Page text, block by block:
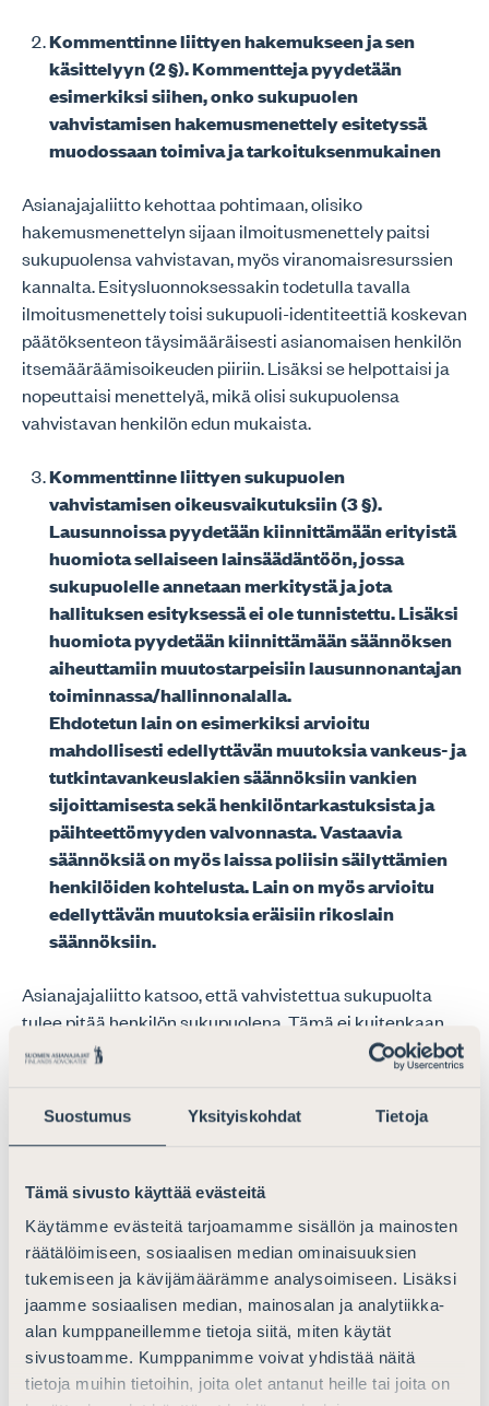
Suostumus Yksityiskohdat Tietoja
Tämä sivusto käyttää evästeitä
Käytämme evästeitä tarjoamamme sisällön ja mainosten
räätälöimiseen, sosiaalisen median ominaisuuksien
tukemiseen ja kävijämäärämme analysoimiseen. Lisäksi
jaamme sosiaalisen median, mainosalan ja analytiikka-
alan kumppaneillemme tietoja siitä, miten käytät
sivustoamme. Kumppanimme voivat yhdistää näitä
tietoja muihin tietoihin, joita olet antanut heille tai joita on
Kommenttinne liittyen hakemukseen ja sen
käsittelyyn (2 §). Kommentteja pyydetään
esimerkiksi siihen, onko sukupuolen
vahvistamisen hakemusmenettely esitetyssä
muodossaan toimiva ja tarkoituksenmukainen
Asianajajaliitto kehottaa pohtimaan, olisiko
hakemusmenettelyn sijaan ilmoitusmenettely paitsi
sukupuolensa vahvistavan, myös viranomaisresurssien
kannalta. Esitysluonnoksessakin todetulla tavalla
ilmoitusmenettely toisi sukupuoli-identiteettiä koskevan
päätöksenteon täysimääräisesti asianomaisen henkilön
itsemääräämisoikeuden piiriin. Lisäksi se helpottaisi ja
nopeuttaisi menettelyä, mikä olisi sukupuolensa
vahvistavan henkilön edun mukaista.
Kommenttinne liittyen sukupuolen
vahvistamisen oikeusvaikutuksiin (3 §).
Lausunnoissa pyydetään kiinnittämään erityistä
huomiota sellaiseen lainsäädäntöön, jossa
sukupuolelle annetaan merkitystä ja jota
hallituksen esityksessä ei ole tunnistettu. Lisäksi
huomiota pyydetään kiinnittämään säännöksen
aiheuttamiin muutostarpeisiin lausunnonantajan
toiminnassa/hallinnonalalla.
Ehdotetun lain on esimerkiksi arvioitu
mahdollisesti edellyttävän muutoksia vankeus- ja
tutkintavankeuslakien säännöksiin vankien
sijoittamisesta sekä henkilöntarkastuksista ja
päihteettömyyden valvonnasta. Vastaavia
säännöksiä on myös laissa poliisin säilyttämien
henkilöiden kohtelusta. Lain on myös arvioitu
edellyttävän muutoksia eräisiin rikoslain
säännöksiin.
Asianajajaliitto katsoo, että vahvistettua sukupuolta
tulee pitää henkilön sukupuolena. Tämä ei kuitenkaan
saa tosiasiallisesti johtaa tilanteeseen, jossa henkilöltä
evättäisiin pääsy esimerkiksi lisääntymisbiologisiin
Asianajajaliitto katsoo, että tarpeettomasta
kattavasti pyrkiä eroon.
Esitysluonnoksessa kuitenkin todetaan, että esimerkiksi
osa lääketieteellistä tutkimusta koskevasta
lainsäädännöstä, jossa suojellaan raskaana olevaa
henkilöä, on termistöltään sukupuolittunutta, ja suoraan
kansallisesti sovellettavaa EU-sääntelyä. Näin ollen sen
sanamuotoja ei voida muuttaa kansallisella lailla.
Tällaisissa tilanteissa Asianajajaliitto pitää